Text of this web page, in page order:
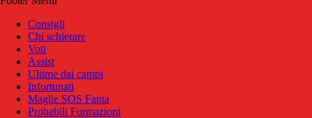
Consigli
Chi schierare
Voti
Assist
Ultime dai campi
Infortunati
Maglie SOS Fanta
Probabili Formazioni